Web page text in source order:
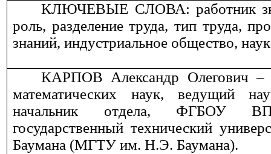
КЛЮЧЕВЫЕ СЛОВА: работник
роль, разделение труда, тип труда,
знаний, индустриальное общество,
КАРПОВ Александр Олегович –
математических наук, ведущий
начальник отдела, ФГБОУ
государственный технический
Баумана (МГТУ им. Н.Э. Баумана).